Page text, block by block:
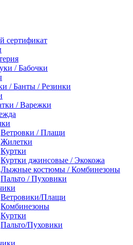
сертификат
/ Бабочки
/ Банты / Резинки
/ Варежки
Ветровки / Плащи
Жилетки
Куртки
Куртки джинсовые / Экокожа
Лыжные костюмы / Комбинезоны
Пальто / Пуховики
Ветровики/Плащи
Комбинезоны
Куртки
Пальто/Пуховики